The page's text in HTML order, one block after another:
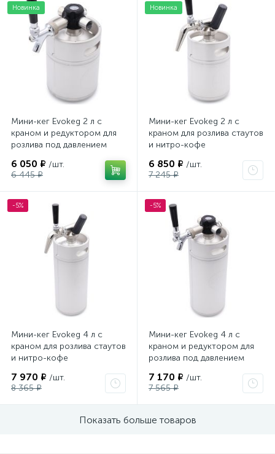
Новинка
Мини-кег Evokeg 2 л с
краном и редуктором для
розлива под давлением
6 050 ₽ /шт.
6 445 ₽
Новинка
Мини-кег Evokeg 2 л с
краном для розлива стаутов
и нитро-кофе
6 850 ₽ /шт.
7 245 ₽
-5%
Мини-кег Evokeg 4 л с
краном для розлива стаутов
и нитро-кофе
7 970 ₽ /шт.
8 365 ₽
-5%
Мини-кег Evokeg 4 л с
краном и редуктором для
розлива под давлением
7 170 ₽ /шт.
7 565 ₽
Показать больше товаров